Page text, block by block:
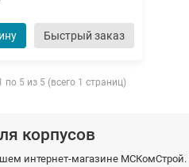
Быстрый заказ
по 5 из 5 (всего 1 страниц)
корпусов
интернет-магазине